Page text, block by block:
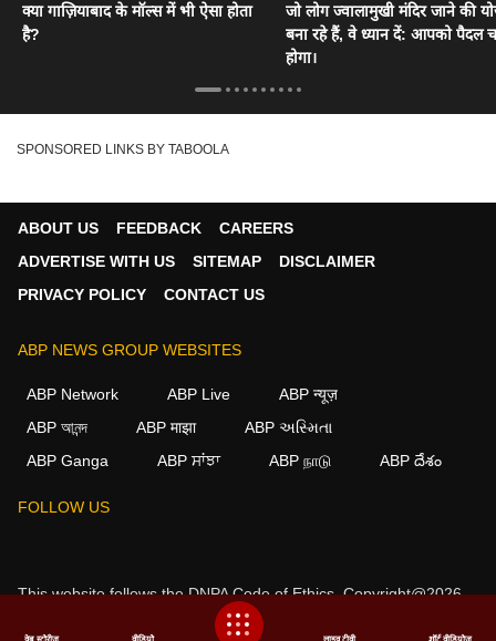
क्या गाज़ियाबाद के मॉल्स में भी ऐसा होता
है?
जो लोग ज्वालामुखी मंदिर जाने की
बना रहे हैं, वे ध्यान दें: आपको पैदल
होगा।
SPONSORED LINKS BY TABOOLA
ABOUT US FEEDBACK
CAREERS
ADVERTISE WITH US
SITEMAP
DISCLAIMER
PRIVACY POLICY
CONTACT US
ABP NEWS GROUP WEBSITES
ABP Network ABP Live
ABP न्यूज़
ABP আনন্দ
ABP माझा
ABP અસ્મિતા
ABP Ganga
ABP ਸਾਂਝਾ ABP நாடு ABP దేశం
FOLLOW US
This website follows theDNPA Code of Ethics.Copyright@2026.
We use cookies to improve your experience, analyze